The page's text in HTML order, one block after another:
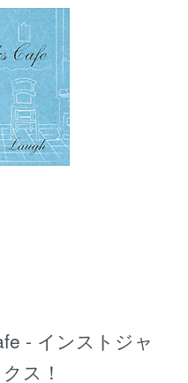
- インストジャ
ス！